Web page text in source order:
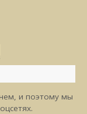
и поэтому мы